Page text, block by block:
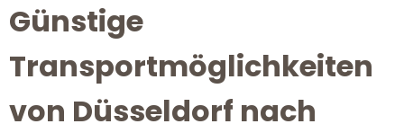
Günstige
Transportmöglichkeiten
von Düsseldorf nach